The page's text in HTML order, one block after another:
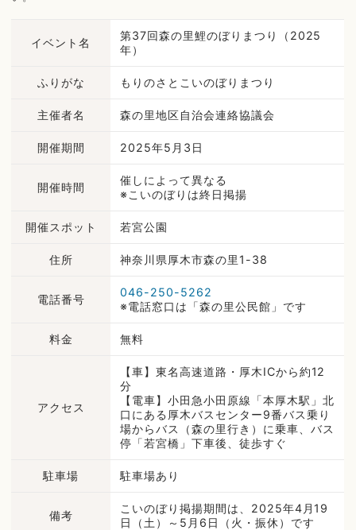
イベント名
第37回森の里鯉のぼりまつり（2025
年）
ふりがな もりのさとこいのぼりまつり
主催者名 森の里地区自治会連絡協議会
開催期間 2025年5月3日
開催時間
催しによって異なる
※こいのぼりは終日掲揚
開催スポット 若宮公園
住所 神奈川県厚木市森の里1-38
電話番号
046-250-5262
※電話窓口は「森の里公民館」です
料金 無料
アクセス
【車】東名高速道路・厚木ICから約12
分
【電車】小田急小田原線「本厚木駅」北
口にある厚木バスセンター9番バス乗り
場からバス（森の里行き）に乗車、バス
停「若宮橋」下車後、徒歩すぐ
駐車場 駐車場あり
備考
こいのぼり掲揚期間は、2025年4月19
日（土）～5月6日（火・振休）です